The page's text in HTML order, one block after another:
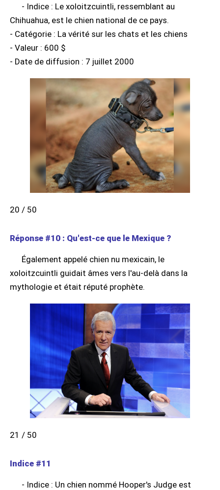
- Indice : Le xoloitzcuintli, ressemblant au
Chihuahua, est le chien national de ce pays.
- Catégorie : La vérité sur les chats et les chiens
- Valeur : 600 $
- Date de diffusion : 7 juillet 2000
20 / 50
Réponse #10 : Qu'est-ce que le Mexique ?
Également appelé chien nu mexicain, le
xoloitzcuintli guidait âmes vers l'au-delà dans la
mythologie et était réputé prophète.
21 / 50
Indice #11
- Indice : Un chien nommé Hooper's Judge est